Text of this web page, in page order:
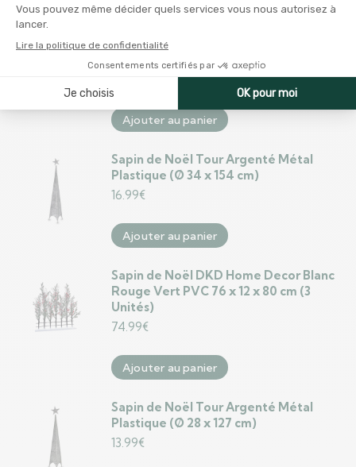
Ajouter au panier
Sapin de Noël Tour Doré Métal
Plastique (Ø 28 x 127 cm)
Ajouter au panier
Sapin de Noël Tour Argenté Métal
Plastique (Ø 34 x 154 cm)
16.99€
Ajouter au panier
Sapin de Noël DKD Home Decor Blanc
Rouge Vert PVC 76 x 12 x 80 cm (3
Unités)
74.99€
Ajouter au panier
Sapin de Noël Tour Argenté Métal
Plastique (Ø 28 x 127 cm)
13.99€